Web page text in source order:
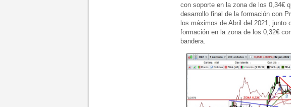
con soporte en la zona de los 0,34€
desarrollo final de la formación con
los máximos de Abril del 2021, junto
formación en la zona de los 0,32€
bandera.